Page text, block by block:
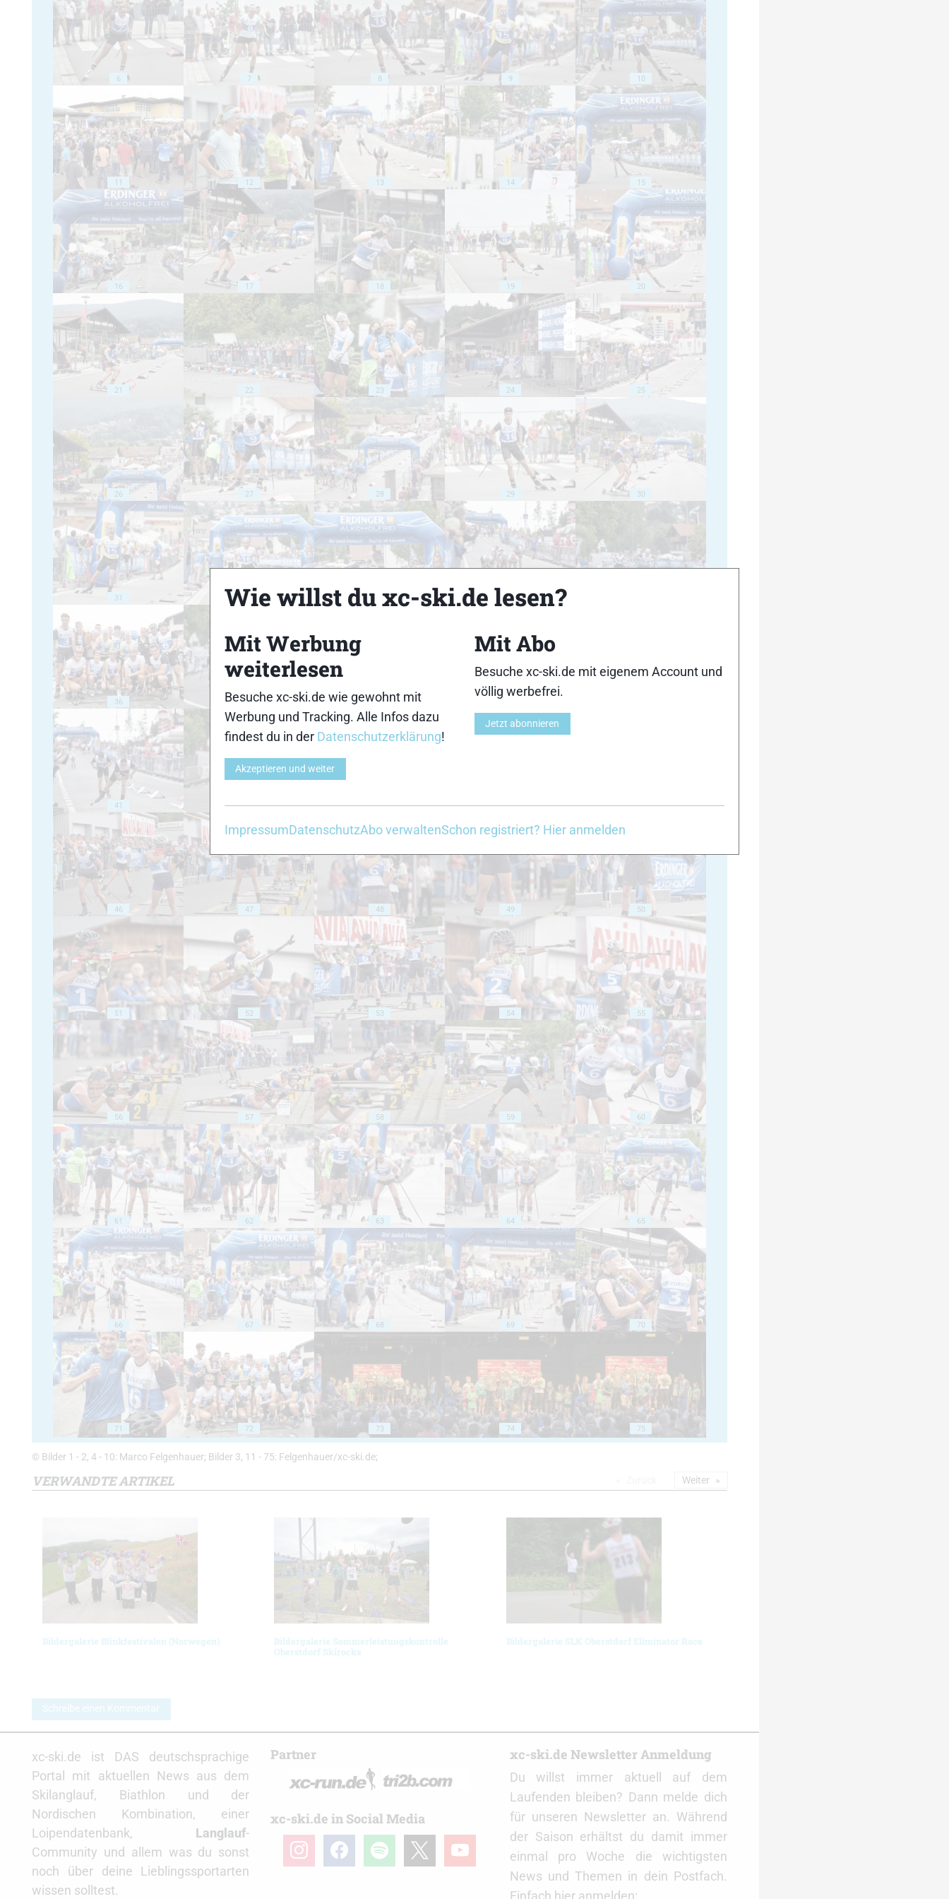
6 7 8 9 10
11 12 13 14 15
16 17 18 19 20
21 22 23 24 25
26 27 28 29 30
31 32 33 34
36 37 38
41 42 43 44 45
46 47 48 49 50
51 52 53 54 55
56 57 58 59 60
61 62 63 64 65
66 67 68 69 70
71 72 73 74 75
© Bilder 1 - 2, 4 - 10: Marco Felgenhauer; Bilder 3, 11 - 75: Felgenhauer/xc-ski.de;
VERWANDTE ARTIKEL
Bildergalerie Blinkfestivalen (Norwegen)
Bildergalerie Sommerleistungskontrolle
Oberstdorf Skirocks
Bildergalerie SLK Oberstdorf Eliminator Race
Weiter
Schreibe einen Kommentar
xc-ski.de ist DAS deutschsprachige
Portal mit aktuellen News aus dem
Skilanglauf, Biathlon und der
Nordischen Kombination, einer
Loipendatenbank, Langlauf-
Community und allem was du sonst
noch über deine Lieblingssportarten
wissen solltest.
Partner
xc-ski.de in Social Media
instagramfacebookspotify youtube
xc-ski.de Newsletter Anmeldung
Du willst immer aktuell auf dem
Laufenden bleiben? Dann melde dich
für unseren Newsletter an. Während
der Saison erhältst du damit immer
einmal pro Woche die wichtigsten
News und Themen in dein Postfach.
Einfach hier anmelden:
Wie willst du xc-ski.de lesen?
Mit Werbung
weiterlesen
Besuche xc-ski.de wie gewohnt mit
Werbung und Tracking. Alle Infos dazu
findest du in der Datenschutzerklärung!
Akzeptieren und weiter
Mit Abo
Besuche xc-ski.de mit eigenem Account und
völlig werbefrei.
Jetzt abonnieren
ImpressumDatenschutzAbo verwaltenSchon registriert? Hier anmelden